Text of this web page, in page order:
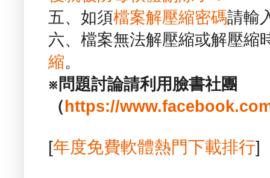
五、如須檔案解壓縮密碼請輸
六、檔案無法解壓縮或解壓縮
縮。
※問題討論請利用臉書社團
（ https://
[年度免費軟體熱門下載排行]